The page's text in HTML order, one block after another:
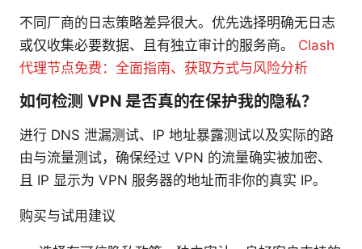
不同厂商的日志策略差异很大。优先选择明确无日志
或仅收集必要数据、且有独立审计的服务商。 Clash
代理节点免费：全面指南、获取方式与风险分析
如何检测 VPN 是否真的在保护我的隐私？
进行 DNS 泄漏测试、IP 地址暴露测试以及实际的路
由与流量测试，确保经过 VPN 的流量确实被加密、
且 IP 显示为 VPN 服务器的地址而非你的真实 IP。
购买与试用建议